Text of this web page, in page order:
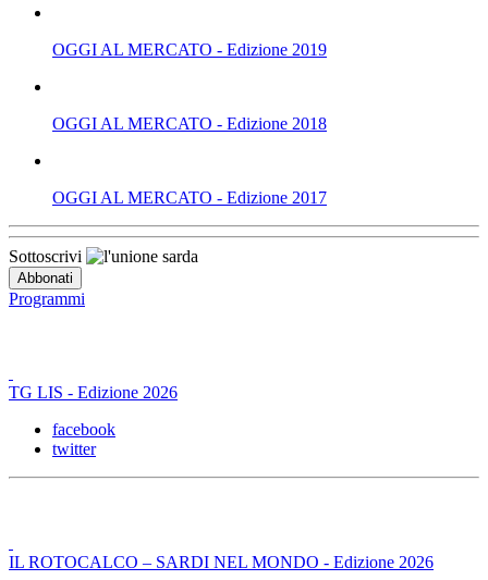
OGGI AL MERCATO - Edizione 2019
OGGI AL MERCATO - Edizione 2018
OGGI AL MERCATO - Edizione 2017
Sottoscrivi
Programmi
TG LIS - Edizione 2026
facebook
twitter
IL ROTOCALCO – SARDI NEL MONDO - Edizione 2026